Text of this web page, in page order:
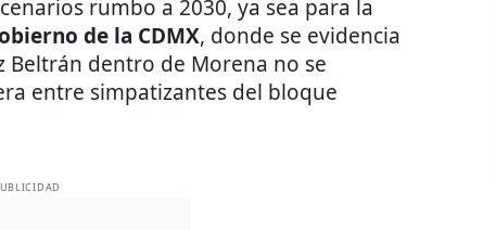
rumbo a 2030, ya sea para la
de la CDMX, donde se evidencia
Beltrán dentro de Morena no se
entre simpatizantes del bloque